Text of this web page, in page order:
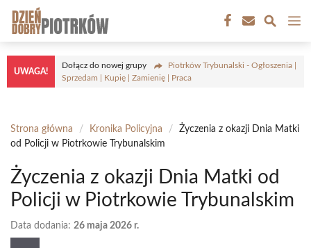
treści
UWAGA!
Dołącz do nowej grupy
Piotrków Trybunalski - Ogłoszenia |
Sprzedam | Kupię | Zamienię | Praca
Strona główna / Kronika Policyjna /
Życzenia z okazji Dnia Matki
od Policji w Piotrkowie Trybunalskim
Życzenia z okazji Dnia Matki od
Policji w Piotrkowie Trybunalskim
Data dodania: 26 maja 2026 r.